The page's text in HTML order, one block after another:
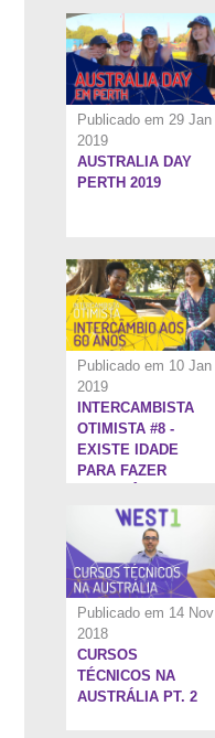
Publicado em 29 Jan
2019
AUSTRALIA DAY
PERTH 2019
Publicado em 10 Jan
2019
INTERCAMBISTA
OTIMISTA #8 -
EXISTE IDADE
PARA FAZER
Publicado em 14 Nov
2018
CURSOS
TÉCNICOS NA
AUSTRÁLIA PT. 2